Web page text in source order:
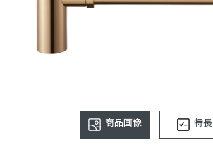
商品画像 特長